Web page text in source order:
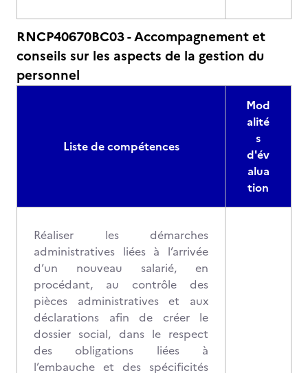
RNCP40670BC03 - Accompagnement et
conseils sur les aspects de la gestion du
personnel
Liste de compétences
Mod
alité
s
d'év
alua
tion
Réaliser les démarches
administratives liées à l’arrivée
d’un nouveau salarié, en
procédant, au contrôle des
pièces administratives et aux
déclarations afin de créer le
dossier social, dans le respect
des obligations liées à
l’embauche et des spécificités